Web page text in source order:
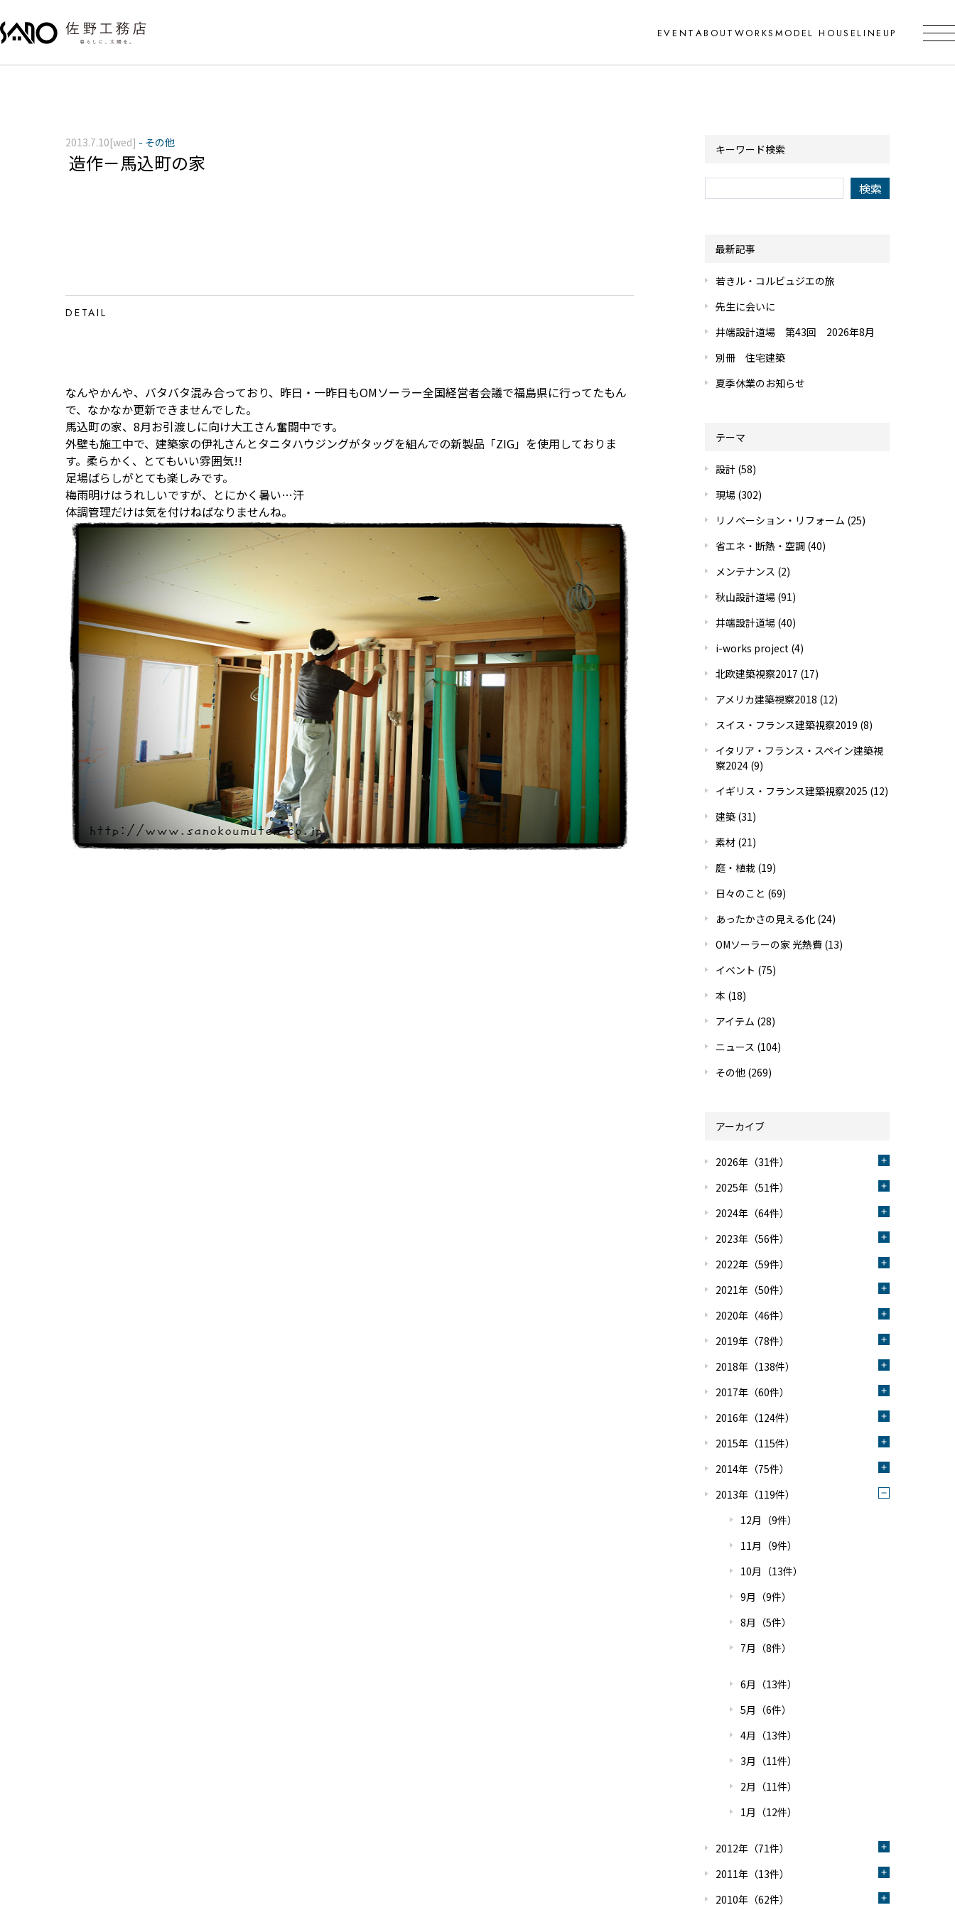
EVENT ABOUT WORKS MODEL HOUSELINEUP
造作－馬込町の家
2013.7.10[wed] - その他
DETAIL
なんやかんや、バタバタ混み合っており、昨日・一昨日もOMソーラー全国経営者会議で福島県に行ってたもん
で、なかなか更新できませんでした。
馬込町の家、8月お引渡しに向け大工さん奮闘中です。
外壁も施工中で、建築家の伊礼さんとタニタハウジングがタッグを組んでの新製品「ZIG」を使用しておりま
す。柔らかく、とてもいい雰囲気!!
足場ばらしがとても楽しみです。
梅雨明けはうれしいですが、とにかく暑い…汗
体調管理だけは気を付けねばなりませんね。
キーワード検索
最新記事
若きル・コルビュジエの旅
先生に会いに
井端設計道場 第43回 2026年8月
別冊 住宅建築
夏季休業のお知らせ
テーマ
設計 (58)
現場 (302)
リノベーション・リフォーム (25)
省エネ・断熱・空調 (40)
メンテナンス (2)
秋山設計道場 (91)
井端設計道場 (40)
i-works project (4)
北欧建築視察2017 (17)
アメリカ建築視察2018 (12)
スイス・フランス建築視察2019 (8)
イタリア・フランス・スペイン建築視
察2024 (9)
イギリス・フランス建築視察2025 (12)
建築 (31)
素材 (21)
庭・植栽 (19)
日々のこと (69)
あったかさの見える化 (24)
OMソーラーの家 光熱費 (13)
イベント (75)
本 (18)
アイテム (28)
ニュース (104)
その他 (269)
アーカイブ
2026年（31件）
2025年（51件）
2024年（64件）
2023年（56件）
2022年（59件）
2021年（50件）
2020年（46件）
2019年（78件）
2018年（138件）
2017年（60件）
2016年（124件）
2015年（115件）
2014年（75件）
2013年（119件）
12月（9件）
11月（9件）
10月（13件）
9月（9件）
8月（5件）
7月（8件）
6月（13件）
5月（6件）
4月（13件）
3月（11件）
2月（11件）
1月（12件）
2012年（71件）
2011年（13件）
2010年（62件）